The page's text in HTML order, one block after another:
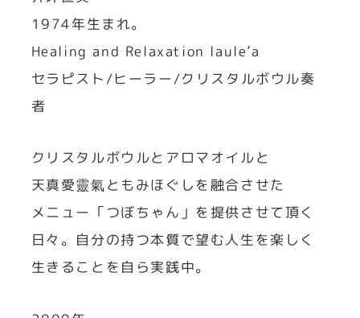
1974年生まれ。
Healing and Relaxation laule’a
セラピスト/ヒーラー/クリスタルボウル奏
者
クリスタルボウルとアロマオイルと
天真愛靈氣ともみほぐしを融合させた
メニュー「つぼちゃん」を提供させて頂く
日々。自分の持つ本質で望む人生を楽しく
生きることを自ら実践中。